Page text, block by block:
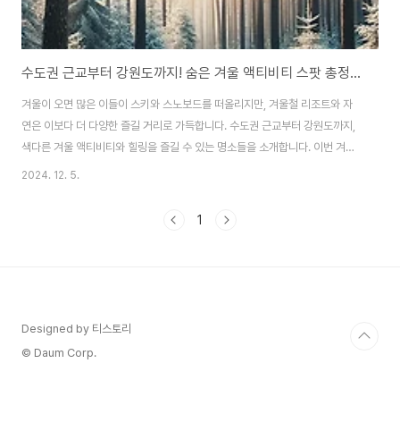
수도권 근교부터 강원도까지! 숨은 겨울 액티비티 스팟 총정리🏔️
겨울이 오면 많은 이들이 스키와 스노보드를 떠올리지만, 겨울철 리조트와 자
연은 이보다 더 다양한 즐길 거리로 가득합니다. 수도권 근교부터 강원도까지,
색다른 겨울 액티비티와 힐링을 즐길 수 있는 명소들을 소개합니다. 이번 겨울,
새로운 추억을 만들어볼 준비가 되셨나요? 겨울 여행을 위한 가이드를 지금 시
설피 트레킹과 스노우슈 하이킹추천 장소: 강원도 평창 알펜시아 리조트눈 덮
2024. 12. 5.
1
Designed by 티스토리
© Daum Corp.